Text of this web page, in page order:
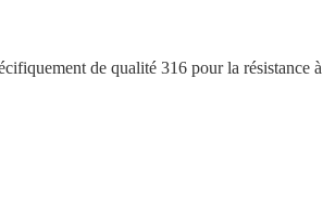
de qualité 316 pour la résistance